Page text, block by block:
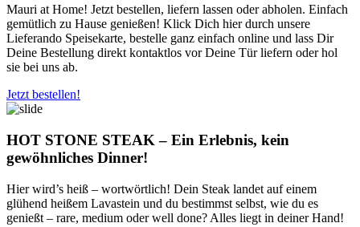
Mauri at Home! Jetzt bestellen, liefern lassen oder abholen. Einfach
gemütlich zu Hause genießen! Klick Dich hier durch unsere
Lieferando Speisekarte, bestelle ganz einfach online und lass Dir
Deine Bestellung direkt kontaktlos vor Deine Tür liefern oder hol
sie bei uns ab.
Jetzt bestellen!
HOT STONE STEAK – Ein Erlebnis, kein
gewöhnliches Dinner!
Hier wird’s heiß – wortwörtlich! Dein Steak landet auf einem
glühend heißem Lavastein und du bestimmst selbst, wie du es
genießt – rare, medium oder well done? Alles liegt in deiner Hand!